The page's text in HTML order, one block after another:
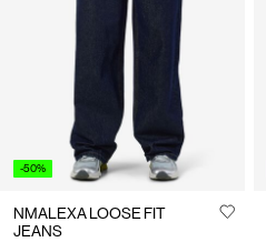
Nederland
Nederlands
-50%
NMALEXA LOOSE FIT
JEANS